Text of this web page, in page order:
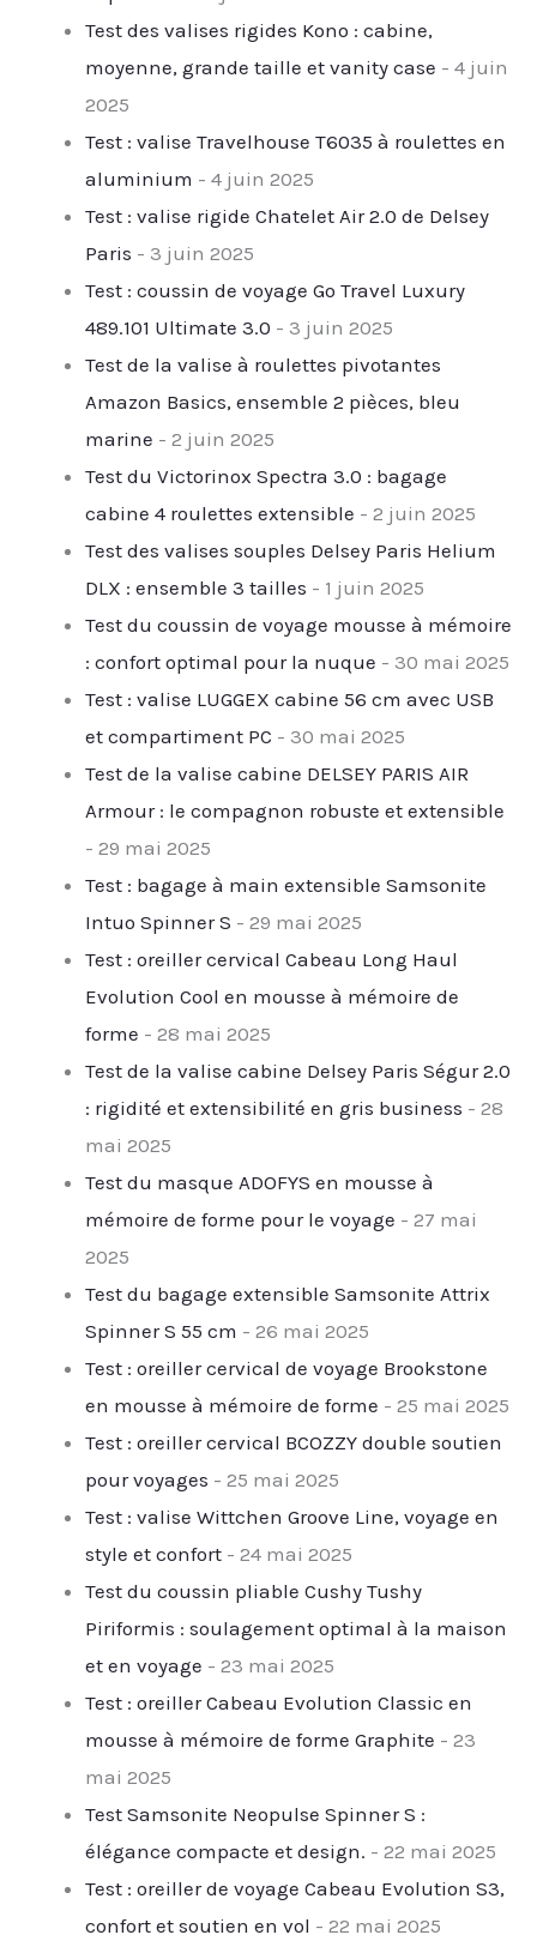
Test des valises rigides Kono : cabine,
moyenne, grande taille et vanity case - 4 juin
2025
Test : valise Travelhouse T6035 à roulettes en
aluminium - 4 juin 2025
Test : valise rigide Chatelet Air 2.0 de Delsey
Paris - 3 juin 2025
Test : coussin de voyage Go Travel Luxury
489.101 Ultimate 3.0 - 3 juin 2025
Test de la valise à roulettes pivotantes
Amazon Basics, ensemble 2 pièces, bleu
marine - 2 juin 2025
Test du Victorinox Spectra 3.0 : bagage
cabine 4 roulettes extensible - 2 juin 2025
Test des valises souples Delsey Paris Helium
DLX : ensemble 3 tailles - 1 juin 2025
Test du coussin de voyage mousse à mémoire
: confort optimal pour la nuque - 30 mai 2025
Test : valise LUGGEX cabine 56 cm avec USB
et compartiment PC - 30 mai 2025
Test de la valise cabine DELSEY PARIS AIR
Armour : le compagnon robuste et extensible
- 29 mai 2025
Test : bagage à main extensible Samsonite
Intuo Spinner S - 29 mai 2025
Test : oreiller cervical Cabeau Long Haul
Evolution Cool en mousse à mémoire de
forme - 28 mai 2025
Test de la valise cabine Delsey Paris Ségur 2.0
: rigidité et extensibilité en gris business - 28
mai 2025
Test du masque ADOFYS en mousse à
mémoire de forme pour le voyage - 27 mai
2025
Test du bagage extensible Samsonite Attrix
Spinner S 55 cm - 26 mai 2025
Test : oreiller cervical de voyage Brookstone
en mousse à mémoire de forme - 25 mai 2025
Test : oreiller cervical BCOZZY double soutien
pour voyages - 25 mai 2025
Test : valise Wittchen Groove Line, voyage en
style et confort - 24 mai 2025
Test du coussin pliable Cushy Tushy
Piriformis : soulagement optimal à la maison
et en voyage - 23 mai 2025
Test : oreiller Cabeau Evolution Classic en
mousse à mémoire de forme Graphite - 23
mai 2025
Test Samsonite Neopulse Spinner S :
élégance compacte et design. - 22 mai 2025
Test : oreiller de voyage Cabeau Evolution S3,
confort et soutien en vol - 22 mai 2025